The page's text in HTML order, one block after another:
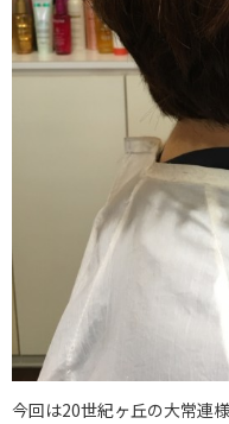
今回は20世紀ヶ丘の大常連